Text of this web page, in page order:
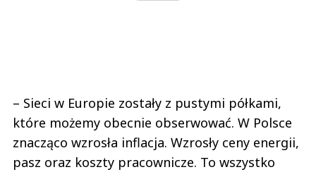
– Sieci w Europie zostały z pustymi półkami,
które możemy obecnie obserwować. W Polsce
znacząco wzrosła inflacja. Wzrosły ceny energii,
pasz oraz koszty pracownicze. To wszystko